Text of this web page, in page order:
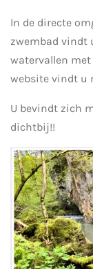
In de directe
zwembad vindt
watervallen
website vindt u
U bevindt zich
dichtbij!!